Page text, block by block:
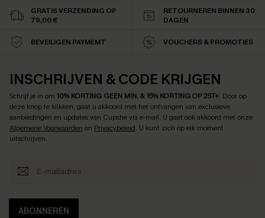
GRATIS VERZENDING OP
79,00 €
RETOURNEREN BINNEN 30
DAGEN
BEVEILIGEN PAYMEMT VOUCHERS & PROMOTIES
INSCHRIJVEN & CODE KRIJGEN
Schrijf je in om 10% KORTING GEEN MIN. & 15% KORTING OP 2ST+. Door op
deze knop te klikken, gaat u akkoord met het ontvangen van exclusieve
aanbiedingen en updates van Cupshe via e-mail. U gaat ook akkoord met onze
Algemene Voorwaarden en Privacybeleid. U kunt zich op elk moment
uitschrijven.
ABONNEREN